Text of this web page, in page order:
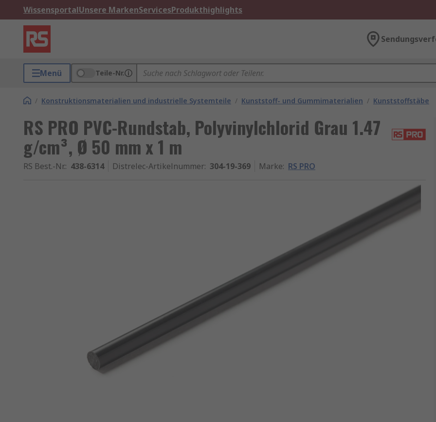
WissensportalUnsere MarkenServicesProdukthighlights
Menü Teile-Nr.
/ Konstruktionsmaterialien und industrielle Systemteile / Kunststoff- und Gummimaterialien / Kunststoffstäbe
RS PRO PVC-Rundstab, Polyvinylchlorid Grau 1.47
g/cm³, Ø 50 mm x 1 m
RS Best.-Nr.: 438-6314 Distrelec-Artikelnummer: 304-19-369 Marke: RS PRO